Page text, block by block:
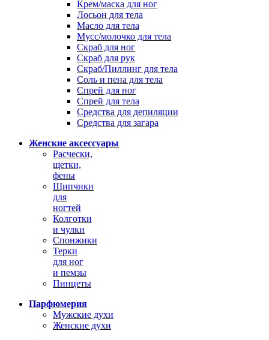
Крем/маска для ног
Лосьон для тела
Масло для тела
Мусс/молочко для тела
Скраб для ног
Скраб для рук
Скраб/Пиллинг для тела
Соль и пена для тела
Спрей для ног
Спрей для тела
Средства для депиляции
Средства для загара
Женские аксессуары
Расчески,
щетки,
фены
Щипчики
для
ногтей
Колготки
и чулки
Спонжики
Терки
для ног
и пемзы
Пинцеты
Парфюмерия
Мужские духи
Женские духи